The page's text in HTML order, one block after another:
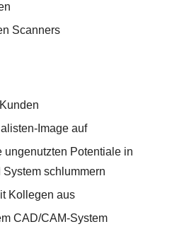
Scanners
Image auf
ungenutzten Potentiale in
System schlummern
Kollegen aus
CAD/CAM-System